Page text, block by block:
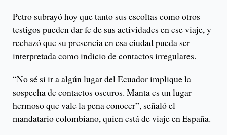
Petro subrayó hoy que tanto sus escoltas como otros
testigos pueden dar fe de sus actividades en ese viaje, y
rechazó que su presencia en esa ciudad pueda ser
interpretada como indicio de contactos irregulares.
“No sé si ir a algún lugar del Ecuador implique la
sospecha de contactos oscuros. Manta es un lugar
hermoso que vale la pena conocer”, señaló el
mandatario colombiano, quien está de viaje en España.